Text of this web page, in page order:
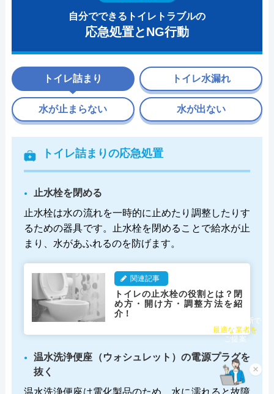
自分でできるトイレトラブルの
応急処置とNG行動
トイレ詰まり
トイレ詰まりの応急処置
止水栓を閉める
止水栓は水の流れを一時的に止めたり調整したりす
るための器具です。止水栓を閉めることで給水が止
まり、水があふれるのを防げます。
関連記事
トイレの止水栓の役割とは？閉
め方・開け方・調整方法を紹
介！
温水洗浄便座（ウォシュレット）の電源プラグを
抜く
温水洗浄便座は電化製品のため、水に濡れると故障
トイレ水漏れ
水が止まらない 水が出ない
×
チャット診断で
最適な業者を
ご提案